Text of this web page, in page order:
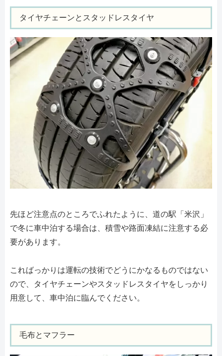
タイヤチェーンとスタッドレスタイヤ
先ほど注意点のところでふれたように、道の駅「米沢」
で冬に車中泊する場合は、積雪や路面凍結に注意する必
要があります。
こればっかりは運転の技術でどうにかなるものではない
ので、タイヤチェーンやスタッドレスタイヤをしっかり
用意して、車中泊に臨んでください。
毛布とマフラー